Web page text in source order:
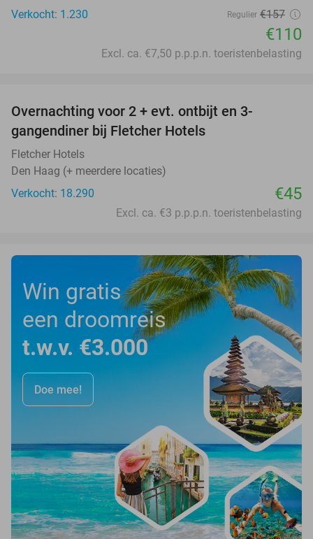
Verkocht: 1.230
Regulier €157
€110
Excl. ca. €7,50 p.p.p.n. toeristenbelasting
Overnachting voor 2 + evt. ontbijt en 3-
gangendiner bij Fletcher Hotels
Fletcher Hotels
Den Haag (+ meerdere locaties)
Verkocht: 18.290
€45
Excl. ca. €3 p.p.p.n. toeristenbelasting
Win gratis
een droomreis
t.w.v. €3.000
Doe mee!